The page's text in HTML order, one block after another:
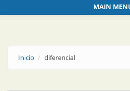
MAIN
Inicio diferencial